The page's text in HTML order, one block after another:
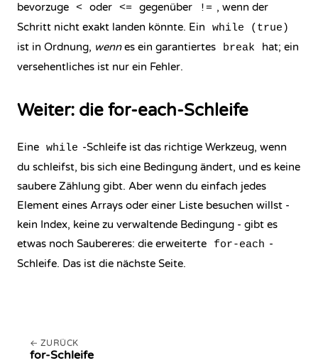
bevorzuge < oder <= gegenüber != , wenn der
Schritt nicht exakt landen könnte. Ein
while (true)
ist in Ordnung, wennes ein garantiertes break
hat; ein
versehentliches ist nur ein Fehler.
Weiter: die for-each-Schleife
Eine while -Schleife ist das richtige Werkzeug, wenn
du schleifst, bis sich eine Bedingung ändert, und es keine
saubere Zählung gibt. Aber wenn du einfach jedes
Element eines Arrays oder einer Liste besuchen willst -
kein Index, keine zu verwaltende Bedingung - gibt es
etwas noch Saubereres: die erweiterte
for-each -
Schleife. Das ist die nächste Seite.
ZURÜCK
for-Schleife